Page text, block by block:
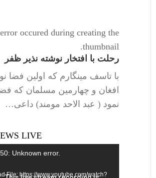
occured during creating the
thumbnail.
رحلت با افتخار نوشته نذیر ظفر
با تاسف مینگارم که اولین فضا
افغان و چهارمین مسلمان که
نمود ( عبد الاحد مومند) داعی…
LIVE
Unknown error.
File: https://www.youtube.com/watch?